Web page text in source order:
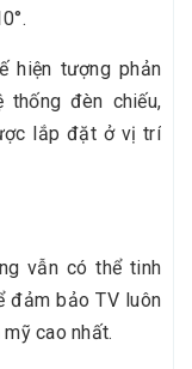
hiện tượng phản
đèn chiếu,
lắp đặt ở vị trí
vẫn có thể tinh
đảm bảo TV luôn
cao nhất.